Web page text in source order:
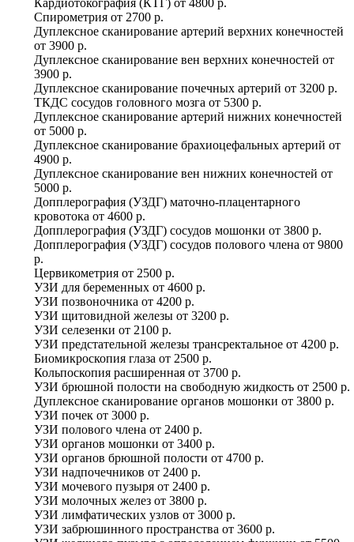
Спирометрия от 2700 р.
Дуплексное сканирование артерий верхних конечностей
от 3900 р.
Дуплексное сканирование вен верхних конечностей от
3900 р.
Дуплексное сканирование почечных артерий от 3200 р.
ТКДС сосудов головного мозга от 5300 р.
Дуплексное сканирование артерий нижних конечностей
от 5000 р.
Дуплексное сканирование брахиоцефальных артерий от
4900 р.
Дуплексное сканирование вен нижних конечностей от
5000 р.
Допплерография (УЗДГ) маточно-плацентарного
кровотока от 4600 р.
Допплерография (УЗДГ) сосудов мошонки от 3800 р.
Допплерография (УЗДГ) сосудов полового члена от 9800
р.
Цервикометрия от 2500 р.
УЗИ для беременных от 4600 р.
УЗИ позвоночника от 4200 р.
УЗИ щитовидной железы от 3200 р.
УЗИ селезенки от 2100 р.
УЗИ предстательной железы трансректальное от 4200 р.
Биомикроскопия глаза от 2500 р.
Кольпоскопия расширенная от 3700 р.
УЗИ брюшной полости на свободную жидкость от 2500 р.
Дуплексное сканирование органов мошонки от 3800 р.
УЗИ почек от 3000 р.
УЗИ полового члена от 2400 р.
УЗИ органов мошонки от 3400 р.
УЗИ органов брюшной полости от 4700 р.
УЗИ надпочечников от 2400 р.
УЗИ мочевого пузыря от 2400 р.
УЗИ молочных желез от 3800 р.
УЗИ лимфатических узлов от 3000 р.
УЗИ забрюшинного пространства от 3600 р.